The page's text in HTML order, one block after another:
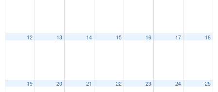
12 13 14 15 16 17 18
19 20 21 22 23 24 25